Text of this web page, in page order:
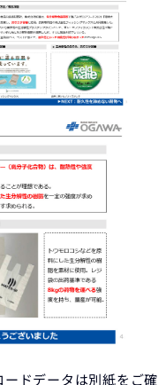
ドデータは別紙をご確